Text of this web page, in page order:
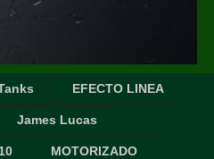
EFECTO LINEA
James Lucas
MOTORIZADO